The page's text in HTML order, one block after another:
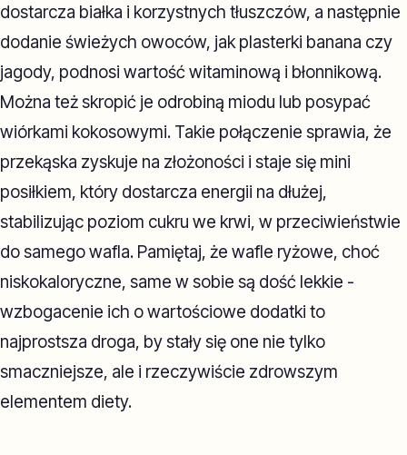
dostarcza białka i korzystnych tłuszczów, a następnie
dodanie świeżych owoców, jak plasterki banana czy
jagody, podnosi wartość witaminową i błonnikową.
Można też skropić je odrobiną miodu lub posypać
wiórkami kokosowymi. Takie połączenie sprawia, że
przekąska zyskuje na złożoności i staje się mini
posiłkiem, który dostarcza energii na dłużej,
stabilizując poziom cukru we krwi, w przeciwieństwie
do samego wafla. Pamiętaj, że wafle ryżowe, choć
niskokaloryczne, same w sobie są dość lekkie -
wzbogacenie ich o wartościowe dodatki to
najprostsza droga, by stały się one nie tylko
smaczniejsze, ale i rzeczywiście zdrowszym
elementem diety.